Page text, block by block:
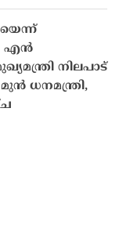
എൻ
നിലപാട്
ധനമന്ത്രി,